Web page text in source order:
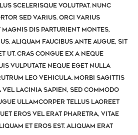
scelerisque volutpat. Nunc
sed varius. Orci varius
magnis dis parturient montes,
Aliquam faucibus ante augue, sit
ut. Cras congue ex a neque
vulputate neque eget nulla
leo vehicula. Morbi sagittis
lacinia sapien, sed commodo
ullamcorper tellus laoreet
eros vel erat pharetra, vitae
et eros est. Aliquam erat